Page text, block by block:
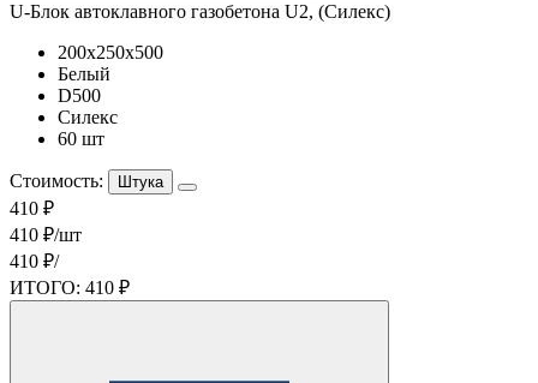
U-Блок автоклавного газобетона U2, (Силекс)
200x250x500
Белый
D500
Силекс
60 шт
Стоимость: Штука
410 ₽
410 ₽/шт
410 ₽/
ИТОГО: 410 ₽